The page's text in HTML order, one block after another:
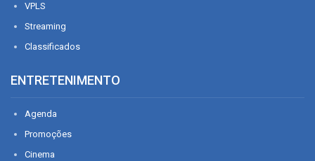
VPLS
Streaming
Classificados
ENTRETENIMENTO
Agenda
Promoções
Cinema